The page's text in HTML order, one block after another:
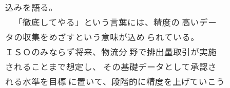
込みを語る。
「徹底してやる」という言葉には、精度の 高いデー
タの収集をめざすという意味が込め られている。
ＩＳＯのみならず将来、物流分 野で排出量取引が実施
されることまで想定し、 その基礎データとして承認さ
れる水準を目標 に置いて、段階的に精度を上げていこう